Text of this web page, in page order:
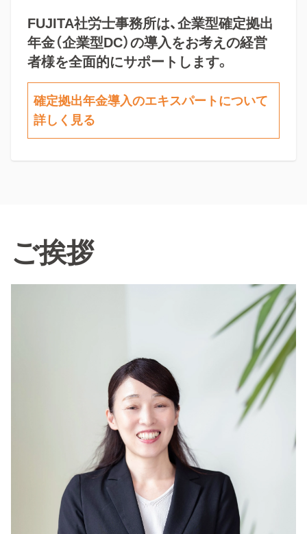
FUJITA社労士事務所は、企業型確定拠出
年金（企業型DC）の導入をお考えの経営
者様を全面的にサポートします。
確定拠出年金導入のエキスパートについて
詳しく見る
ご挨拶